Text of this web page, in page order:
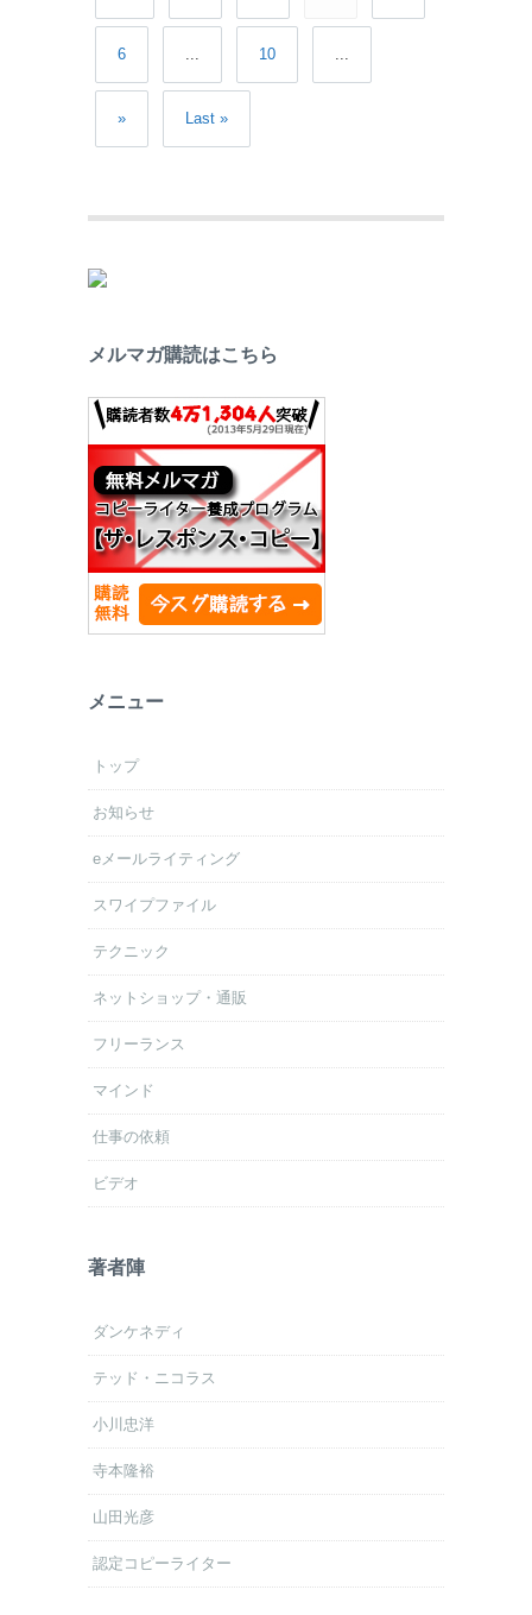
6 10
» Last »
メルマガ購読はこちら
メニュー
トップ
お知らせ
eメールライティング
スワイプファイル
テクニック
ネットショップ・通販
フリーランス
マインド
仕事の依頼
ビデオ
著者陣
ダンケネディ
テッド・ニコラス
小川忠洋
寺本隆裕
山田光彦
認定コピーライター